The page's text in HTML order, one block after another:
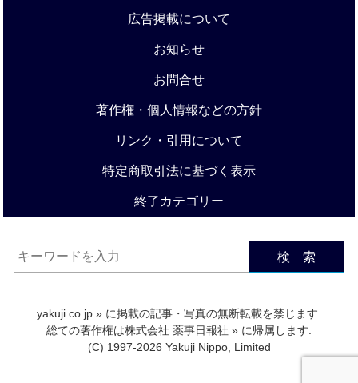
広告掲載について
お知らせ
お問合せ
著作権・個人情報などの方針
リンク・引用について
特定商取引法に基づく表示
終了カテゴリー
検 索
yakuji.co.jp » に掲載の記事・写真の無断転載を禁じます.
総ての著作権は株式会社 薬事日報社 » に帰属します.
(C) 1997-2026 Yakuji Nippo, Limited